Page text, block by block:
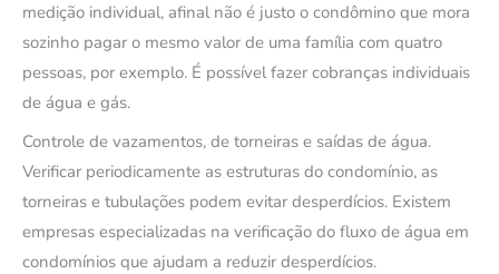
medição individual, afinal não é justo o condômino que mora
sozinho pagar o mesmo valor de uma família com quatro
pessoas, por exemplo. É possível fazer cobranças individuais
de água e gás.
Controle de vazamentos, de torneiras e saídas de água.
Verificar periodicamente as estruturas do condomínio, as
torneiras e tubulações podem evitar desperdícios. Existem
empresas especializadas na verificação do fluxo de água em
condomínios que ajudam a reduzir desperdícios.